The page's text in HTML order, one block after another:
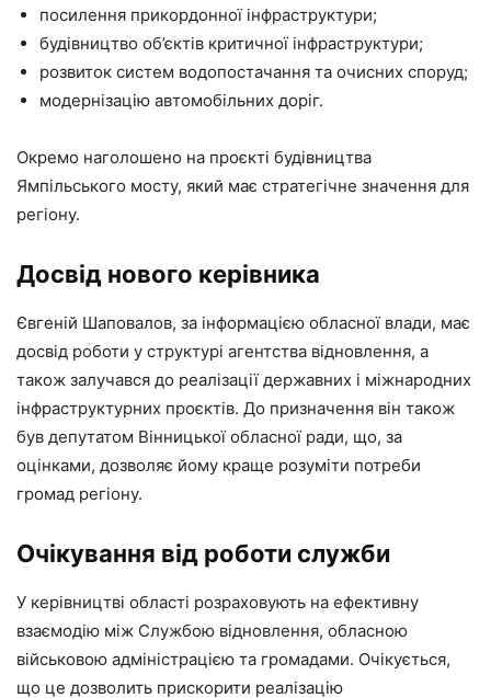
посилення прикордонної інфраструктури;
будівництво об’єктів критичної інфраструктури;
розвиток систем водопостачання та очисних споруд;
модернізацію автомобільних доріг.
Окремо наголошено на проєкті будівництва
Ямпільського мосту, який має стратегічне значення для
регіону.
Досвід нового керівника
Євгеній Шаповалов, за інформацією обласної влади, має
досвід роботи у структурі агентства відновлення, а
також залучався до реалізації державних і міжнародних
інфраструктурних проєктів. До призначення він також
був депутатом Вінницької обласної ради, що, за
оцінками, дозволяє йому краще розуміти потреби
громад регіону.
Очікування від роботи служби
У керівництві області розраховують на ефективну
взаємодію між Службою відновлення, обласною
військовою адміністрацією та громадами. Очікується,
що це дозволить прискорити реалізацію